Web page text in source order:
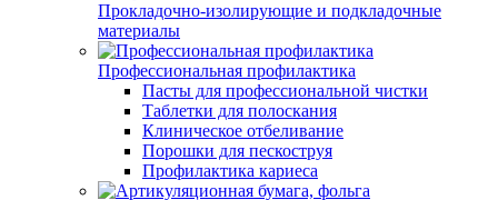
Прокладочно-изолирующие и подкладочные
материалы
Профессиональная профилактика
Пасты для профессиональной чистки
Таблетки для полоскания
Клиническое отбеливание
Порошки для пескоструя
Профилактика кариеса